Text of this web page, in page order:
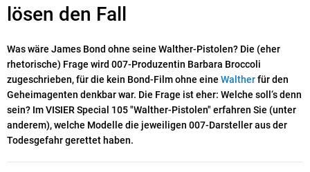
lösen den Fall
Was wäre James Bond ohne seine Walther-Pistolen? Die (eher
rhetorische) Frage wird 007-Produzentin Barbara Broccoli
zugeschrieben, für die kein Bond-Film ohne eine Waltherfür den
Geheimagenten denkbar war. Die Frage ist eher: Welche soll‘s denn
sein? Im VISIER Special 105 "Walther-Pistolen" erfahren Sie (unter
anderem), welche Modelle die jeweiligen 007-Darsteller aus der
Todesgefahr gerettet haben.